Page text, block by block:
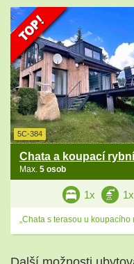
5C-384
Chata a koupací
Max. 5 osob
1x 1x
„Chata s terasou u